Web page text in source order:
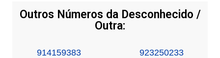
Outros Números da Desconhecido /
Outra:
914159383 923250233